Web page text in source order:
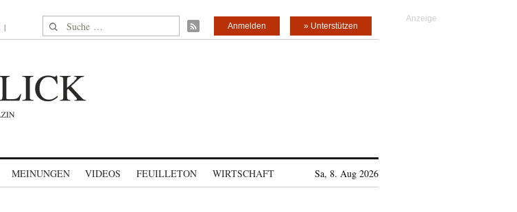
Suche nach: » Unterstützen
Anmelden
MEINUNGEN VIDEOS FEUILLETON WIRTSCHAFT Sa, 8. Aug 2026